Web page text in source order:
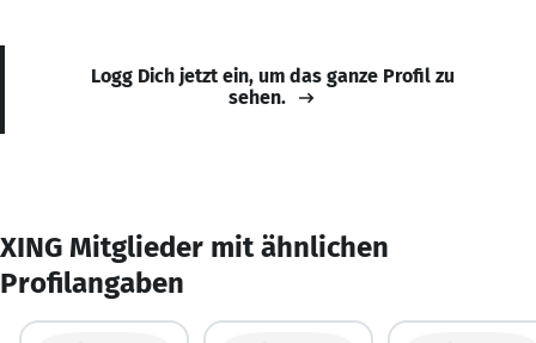
Logg Dich jetzt ein, um das ganze Profil zu
sehen.
XING Mitglieder mit ähnlichen
Profilangaben